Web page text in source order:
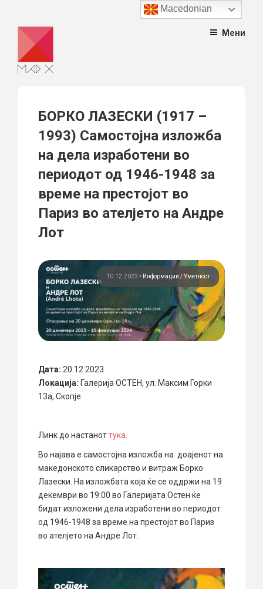
content
Мени
БОРКО ЛАЗЕСКИ (1917 –
1993) Самостојна изложба
на дела изработени во
периодот од 1946-1948 за
време на престојот во
Париз во ателјето на Андре
Лот
10.12.2023 • Информации Уметност
Дата: 20.12.2023
Локација: Галерија ОСТЕН, ул. Максим Горки
13а, Скопје
Линк до настаноттука
Во најава е самостојна изложба на доајенот на
македонското сликарство и витраж Борко
Лазески. На изложбата која ќе се оддржи на 19
декември во 19:00 во Галеријата Остен ќе
бидат изложени дела изработени во периодот
од 1946-1948 за време на престојот во Париз
во ателјето на Андре Лот.
Macedonian